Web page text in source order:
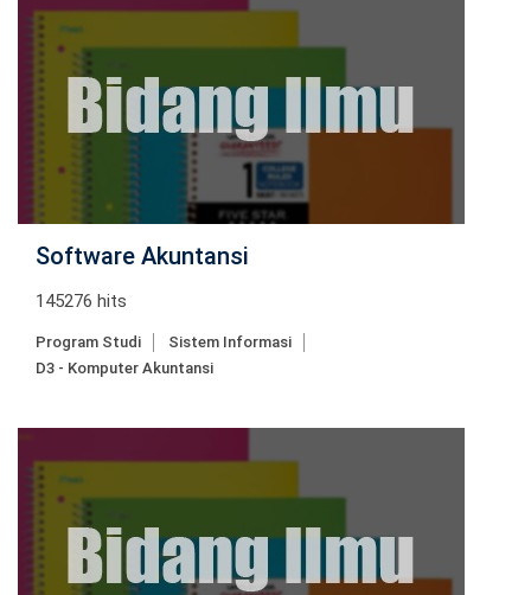
Software Akuntansi
145276 hits
Program Studi
Sistem Informasi
D3 - Komputer Akuntansi